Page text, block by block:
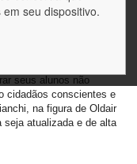
seu dispositivo.
podem circular, como
casos específicos),
seus alunos não
cidadãos conscientes e
na figura de Oldair
seja atualizada e de alta